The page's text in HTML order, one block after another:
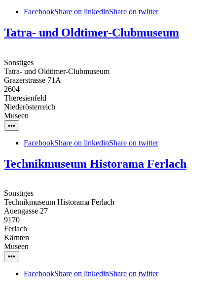
FacebookShare on linkedinShare on twitter
Tatra- und Oldtimer-Clubmuseum
Sonstiges
Tatra- und Oldtimer-Clubmuseum
Grazerstrasse 71A
2604
Theresienfeld
Niederösterreich
Museen
•••
FacebookShare on linkedinShare on twitter
Technikmuseum Historama Ferlach
Sonstiges
Technikmuseum Historama Ferlach
Auengasse 27
9170
Ferlach
Kärnten
Museen
•••
FacebookShare on linkedinShare on twitter